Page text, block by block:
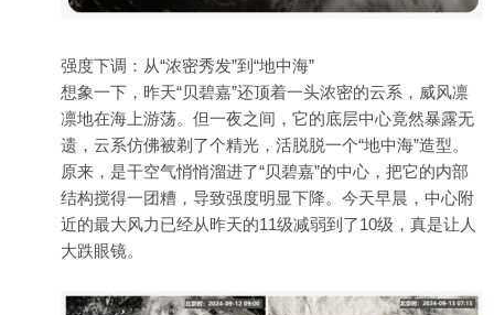
强度下调：从“浓密秀发”到“地中海”
想象一下，昨天“贝碧嘉”还顶着一头浓密的云系，威风凛
凛地在海上游荡。但一夜之间，它的底层中心竟然暴露无
遗，云系仿佛被剃了个精光，活脱脱一个“地中海”造型。
原来，是干空气悄悄溜进了“贝碧嘉”的中心，把它的内部
结构搅得一团糟，导致强度明显下降。今天早晨，中心附
近的最大风力已经从昨天的11级减弱到了10级，真是让人
大跌眼镜。